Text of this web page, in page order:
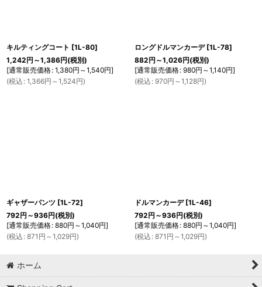
キルティングコート [1L-80]
1,242円 ～1,386円(税別)
[通常販売価格: 1,380円 ～1,540円]
(税込 : 1,366円 ～1,524円)
ロングドルマンカーデ [1L-78]
882円 ～1,026円(税別)
[通常販売価格: 980円 ～1,140円]
(税込 : 970円 ～1,128円)
ギャザーパンツ [1L-72]
792円 ～936円(税別)
[通常販売価格: 880円 ～1,040円]
(税込 : 871 円 ～1,029円)
ドルマンカーデ [1L-46]
792円 ～936円(税別)
[通常販売価格: 880円 ～1,040円]
(税込 : 871 円 ～1,029円)
ホーム